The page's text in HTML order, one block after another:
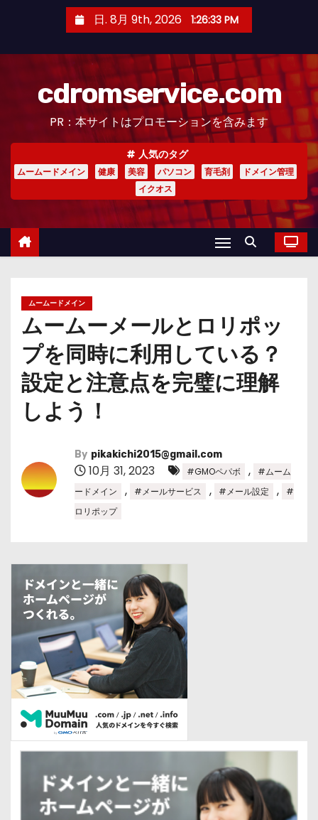
日. 8月 9th, 2026 1:26:35 PM
cdromservice.com
PR：本サイトはプロモーションを含みます
人気のタグ
ムームードメイン 健康 美容 パソコン 育毛剤
ドメイン管理
イクオス
ムームードメイン
ムームーメールとロリポッ
プを同時に利用している？
設定と注意点を完璧に理解
しよう！
By pikakichi2015@gmail.com
10月 31, 2023 #GMOペパボ ,
#ムーム
ードメイン
, #メールサービス , #メール設定 ,
#
ロリポップ